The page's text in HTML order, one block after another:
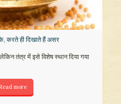
करते ही दिखाते हैं असर
तंत्र में इसे विशेष स्थान दिया गया
more